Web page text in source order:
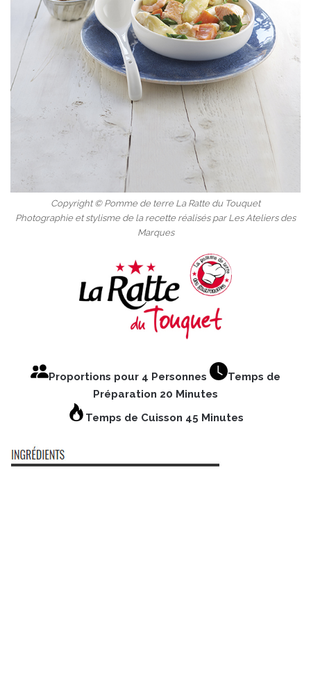
Copyright © Pomme de terre La Ratte du Touquet
Photographie et stylisme de la recette réalisés par Les Ateliers des
Marques
Proportions pour 4 Personnes
Temps de
Préparation 20 Minutes
Temps de Cuisson 45 Minutes